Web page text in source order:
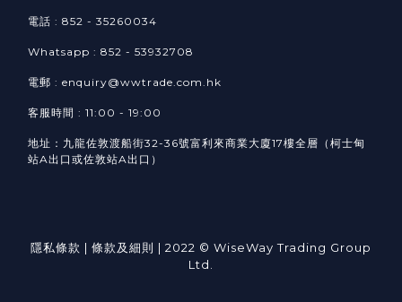
電話 : 852 - 35260034
Whatsapp : 852 - 53932708​
電郵 : enquiry@wwtrade.com.hk
客服時間 : 11:00 - 19:00
地址：九龍佐敦渡船街32-36號富利來商業大廈17樓全層（柯士甸
站A出口或佐敦站A出口）
隱私條款 | 條款及細則 | 2022 © WiseWay Trading Group
Ltd.